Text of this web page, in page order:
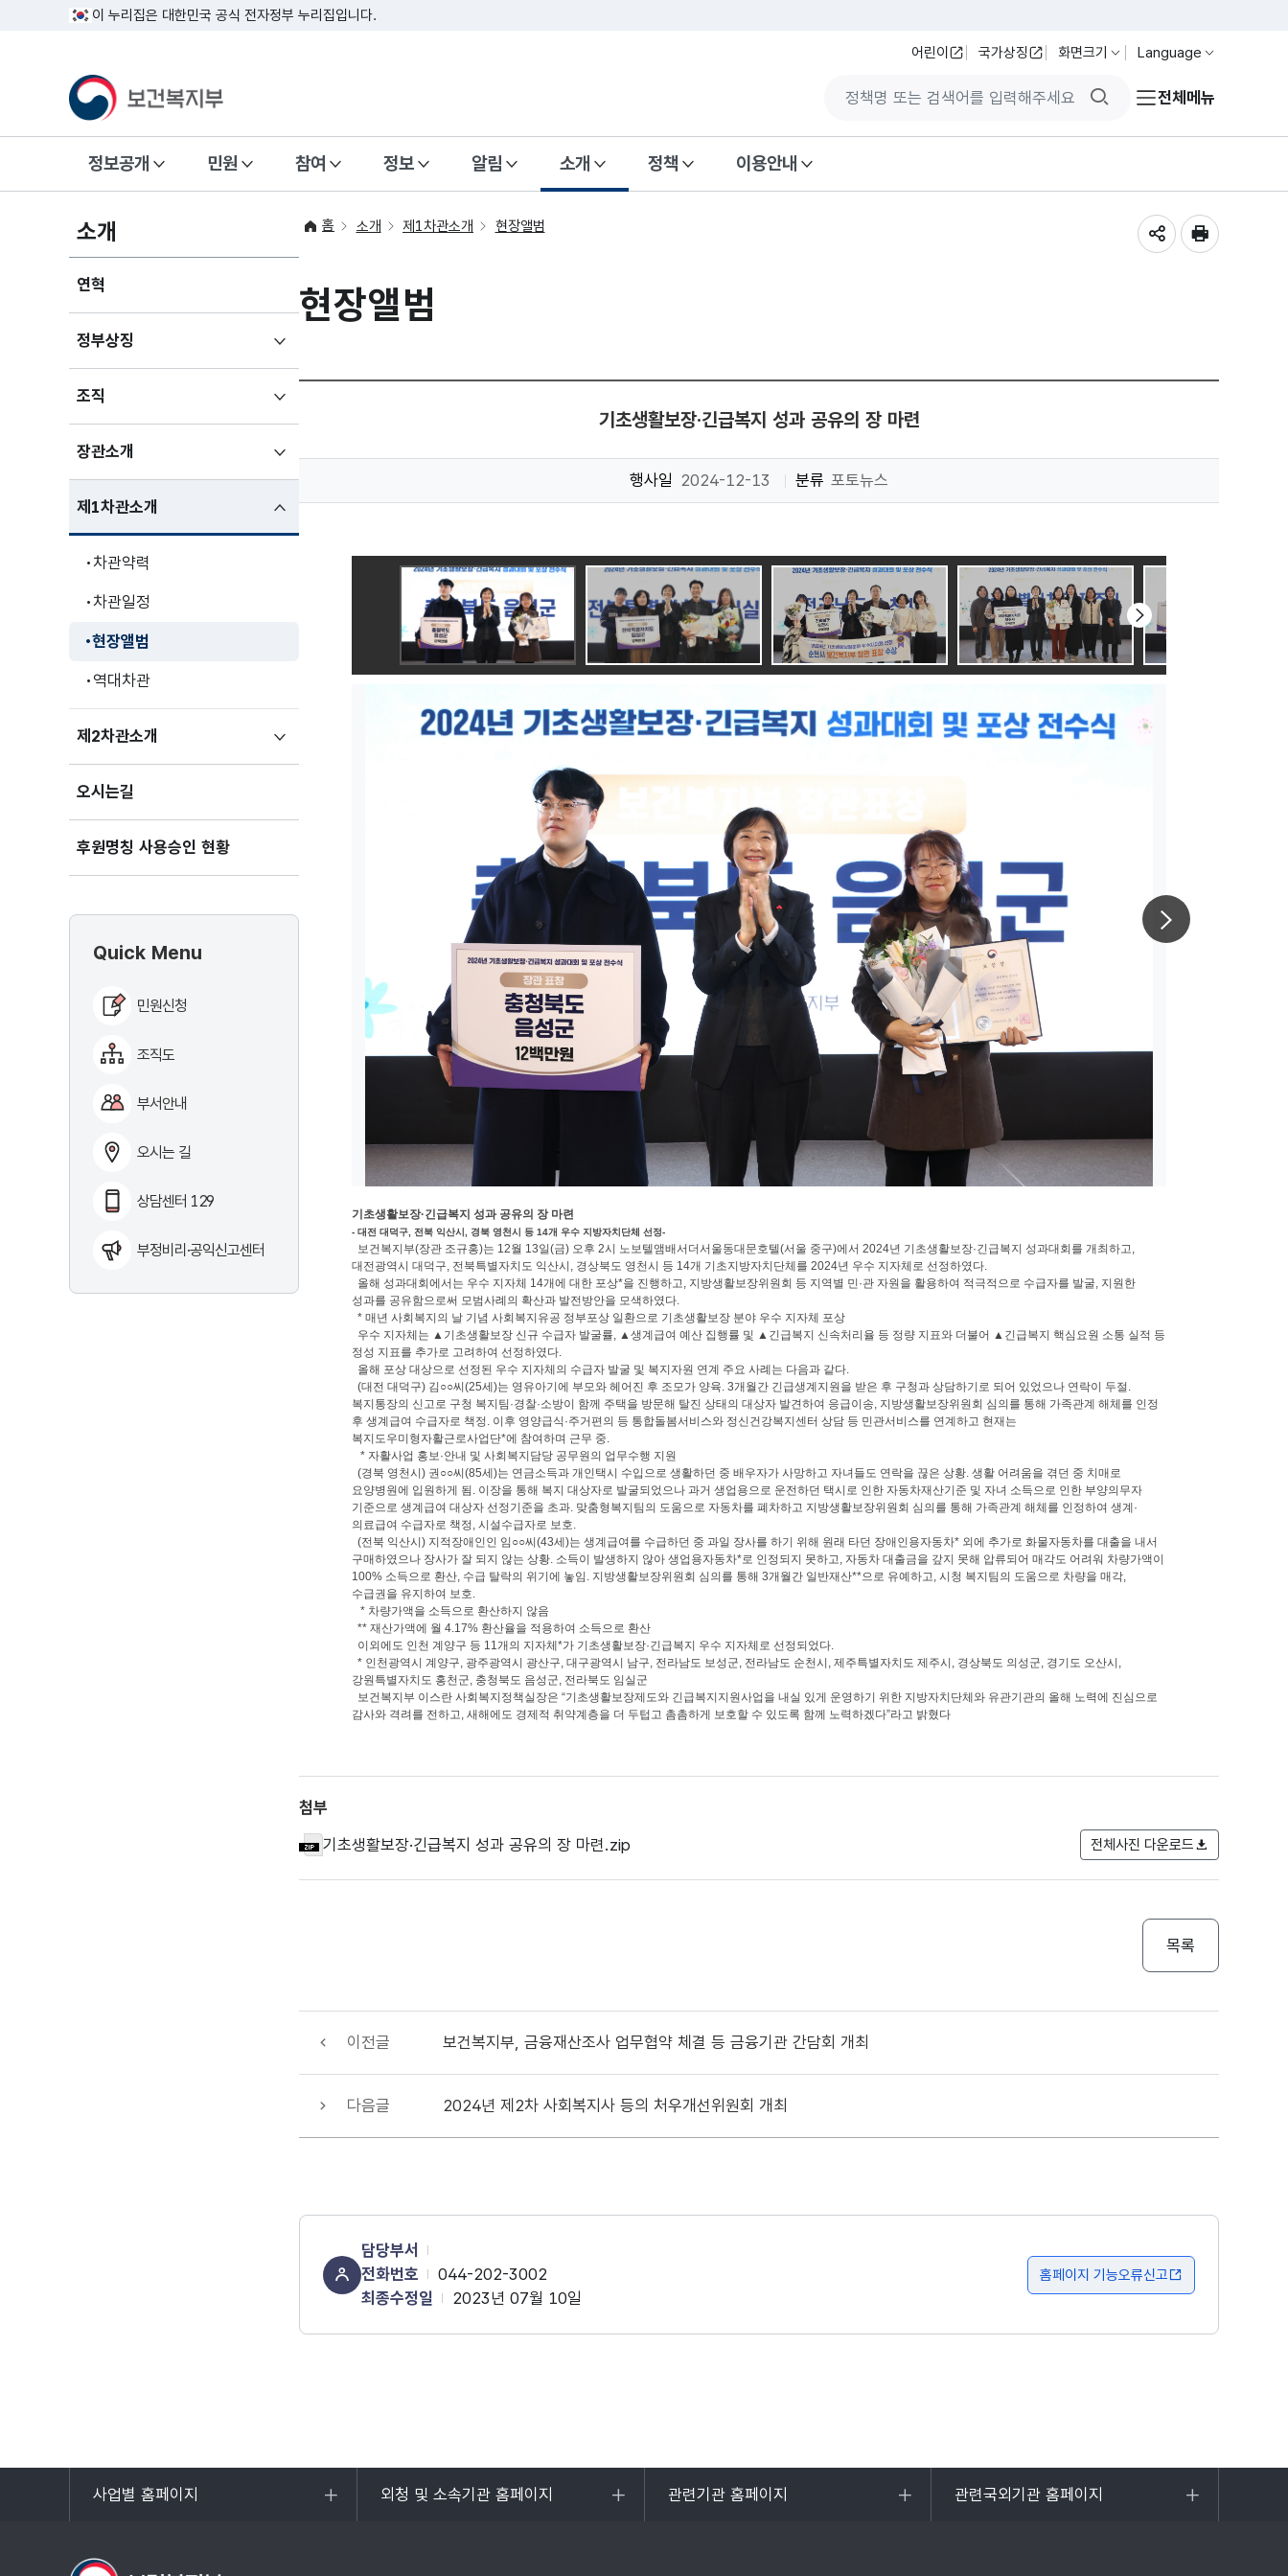
이 누리집은 대한민국 공식 전자정부 누리집입니다.
어린이 국가상징 화면크기 Language
검색버튼전체메뉴
정보공개 민원 참여 정보 알림 소개 정책 이용안내
소개
연혁
정부상징
펼치기
조직
펼치기
장관소개
펼치기
제1차관소개
펼친상태
차관약력
차관일정
현장앨범
역대차관
제2차관소개
펼치기
오시는길
후원명칭 사용승인 현황
Quick Menu
민원신청
조직도
부서안내
오시는 길
상담센터 129
부정비리·공익신고센터
홈 소개 제1차관소개 현장앨범
현장앨범
기초생활보장·긴급복지 성과 공유의 장 마련
행사일 2024-12-13 분류 포토뉴스
다음
슬라이드로
이동하기
다음사진
기초생활보장·긴급복지 성과 공유의 장 마련
- 대전 대덕구, 전북 익산시, 경북 영천시 등 14개 우수 지방자치단체 선정-
보건복지부(장관 조규홍)는 12월 13일(금) 오후 2시 노보텔앰배서더서울동대문호텔(서울 중구)에서 2024년 기초생활보장·긴급복지 성과대회를 개최하고,
대전광역시 대덕구, 전북특별자치도 익산시, 경상북도 영천시 등 14개 기초지방자치단체를 2024년 우수 지자체로 선정하였다.
올해 성과대회에서는 우수 지자체 14개에 대한 포상*을 진행하고, 지방생활보장위원회 등 지역별 민·관 자원을 활용하여 적극적으로 수급자를 발굴, 지원한
성과를 공유함으로써 모범사례의 확산과 발전방안을 모색하였다.
* 매년 사회복지의 날 기념 사회복지유공 정부포상 일환으로 기초생활보장 분야 우수 지자체 포상
우수 지자체는 ▲기초생활보장 신규 수급자 발굴률, ▲생계급여 예산 집행률 및 ▲긴급복지 신속처리율 등 정량 지표와 더불어 ▲긴급복지 핵심요원 소통 실적 등
정성 지표를 추가로 고려하여 선정하였다.
올해 포상 대상으로 선정된 우수 지자체의 수급자 발굴 및 복지자원 연계 주요 사례는 다음과 같다.
(대전 대덕구) 김○○씨(25세)는 영유아기에 부모와 헤어진 후 조모가 양육. 3개월간 긴급생계지원을 받은 후 구청과 상담하기로 되어 있었으나 연락이 두절.
복지통장의 신고로 구청 복지팀·경찰·소방이 함께 주택을 방문해 탈진 상태의 대상자 발견하여 응급이송, 지방생활보장위원회 심의를 통해 가족관계 해체를 인정
후 생계급여 수급자로 책정. 이후 영양급식·주거편의 등 통합돌봄서비스와 정신건강복지센터 상담 등 민관서비스를 연계하고 현재는
복지도우미형자활근로사업단*에 참여하며 근무 중.
* 자활사업 홍보·안내 및 사회복지담당 공무원의 업무수행 지원
(경북 영천시) 권○○씨(85세)는 연금소득과 개인택시 수입으로 생활하던 중 배우자가 사망하고 자녀들도 연락을 끊은 상황. 생활 어려움을 겪던 중 치매로
요양병원에 입원하게 됨. 이장을 통해 복지 대상자로 발굴되었으나 과거 생업용으로 운전하던 택시로 인한 자동차재산기준 및 자녀 소득으로 인한 부양의무자
기준으로 생계급여 대상자 선정기준을 초과. 맞춤형복지팀의 도움으로 자동차를 폐차하고 지방생활보장위원회 심의를 통해 가족관계 해체를 인정하여 생계·
의료급여 수급자로 책정, 시설수급자로 보호.
(전북 익산시) 지적장애인인 임○○씨(43세)는 생계급여를 수급하던 중 과일 장사를 하기 위해 원래 타던 장애인용자동차* 외에 추가로 화물자동차를 대출을 내서
구매하였으나 장사가 잘 되지 않는 상황. 소득이 발생하지 않아 생업용자동차*로 인정되지 못하고, 자동차 대출금을 갚지 못해 압류되어 매각도 어려워 차량가액이
100% 소득으로 환산, 수급 탈락의 위기에 놓임. 지방생활보장위원회 심의를 통해 3개월간 일반재산**으로 유예하고, 시청 복지팀의 도움으로 차량을 매각,
수급권을 유지하여 보호.
* 차량가액을 소득으로 환산하지 않음
** 재산가액에 월 4.17% 환산율을 적용하여 소득으로 환산
이외에도 인천 계양구 등 11개의 지자체*가 기초생활보장·긴급복지 우수 지자체로 선정되었다.
* 인천광역시 계양구, 광주광역시 광산구, 대구광역시 남구, 전라남도 보성군, 전라남도 순천시, 제주특별자치도 제주시, 경상북도 의성군, 경기도 오산시,
강원특별자치도 홍천군, 충청북도 음성군, 전라북도 임실군
보건복지부 이스란 사회복지정책실장은 “기초생활보장제도와 긴급복지지원사업을 내실 있게 운영하기 위한 지방자치단체와 유관기관의 올해 노력에 진심으로
감사와 격려를 전하고, 새해에도 경제적 취약계층을 더 두텁고 촘촘하게 보호할 수 있도록 함께 노력하겠다”라고 밝혔다
첨부
기초생활보장·긴급복지 성과 공유의 장 마련.zip
전체사진 다운로드
목록
이전글 보건복지부, 금융재산조사 업무협약 체결 등 금융기관 간담회 개최
다음글 2024년 제2차 사회복지사 등의 처우개선위원회 개최
담당부서
전화번호
044-202-3002
최종수정일
2023년 07월 10일
홈페이지 기능오류신고
사업별 홈페이지
목록
외청 및 소속기관 홈페이지
목록
관련기관 홈페이지
목록
관련국외기관 홈페이지
목록